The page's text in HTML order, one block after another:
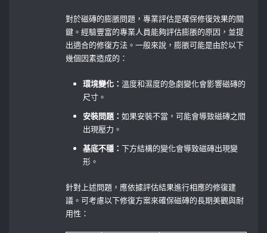
對於磁磚的膨脹問題，專業評估是確保修復效果的關
鍵。經驗豐富的專業人員能夠評估膨脹的原因，並提
出適合的修復方法。一般來說，膨脹可能是由於以下
幾個因素造成的：
環境變化：溫度和濕度的急劇變化會影響磁磚的
尺寸。
安裝問題：如果安裝不當，可能會導致磁磚之間
出現壓力。
基底不穩：下方結構的變化會導致磁磚出現變
形。
針對上述問題，應依據評估結果進行相應的修復建
議。可考慮以下修復方案來確保磁磚的長期美觀與耐
用性：